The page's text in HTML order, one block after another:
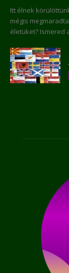
Itt élnek
mégis
életüket? Ismered